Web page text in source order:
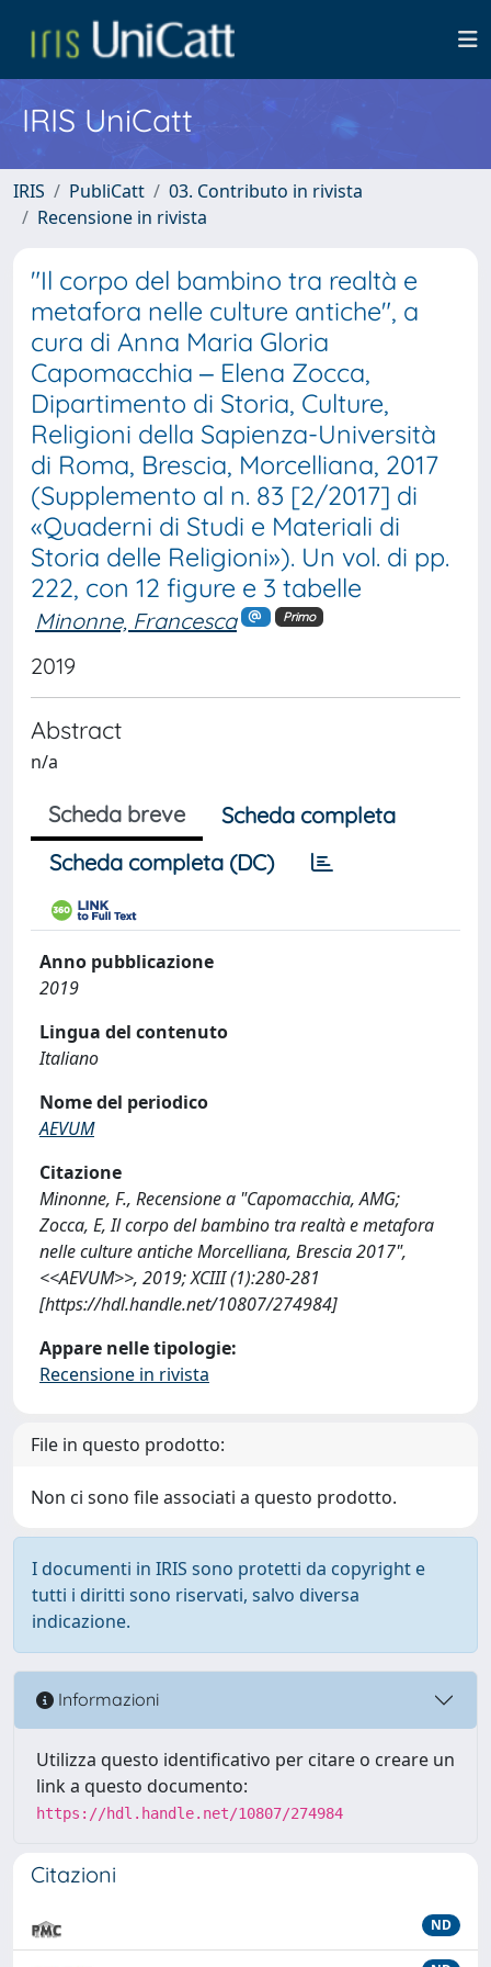
IRIS UniCatt
IRIS PubliCatt
03. Contributo in rivista
Recensione in rivista
"Il corpo del bambino tra realtà e
metafora nelle culture antiche", a
cura di Anna Maria Gloria
Capomacchia ‒ Elena Zocca,
Dipartimento di Storia, Culture,
Religioni della Sapienza-Università
di Roma, Brescia, Morcelliana, 2017
(Supplemento al n. 83 [2/2017] di
«Quaderni di Studi e Materiali di
Storia delle Religioni»). Un vol. di pp.
222, con 12 figure e 3 tabelle
Minonne, Francesca Primo
2019
Abstract
n/a
Scheda breve
Scheda completa
Scheda completa (DC)
Anno pubblicazione
2019
Lingua del contenuto
Italiano
Nome del periodico
AEVUM
Citazione
Minonne, F., Recensione a "Capomacchia, AMG;
Zocca, E, Il corpo del bambino tra realtà e metafora
nelle culture antiche Morcelliana, Brescia 2017",
<<AEVUM>>, 2019; XCIII (1):280-281
[https://hdl.handle.net/10807/274984]
Appare nelle tipologie:
Recensione in rivista
File in questo prodotto:
Non ci sono file associati a questo prodotto.
I documenti in IRIS sono protetti da copyright e
tutti i diritti sono riservati, salvo diversa
indicazione.
Informazioni
Utilizza questo identificativo per citare o creare un
link a questo documento:
https://hdl.handle.net/10807/274984
Citazioni
ND